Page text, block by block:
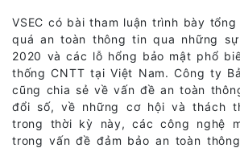
VSEC có bài tham luận trình bày
quá an toàn thông tin qua những
2020 và các lỗ hổng bảo mật phổ
thống CNTT tại Việt Nam. Công ty
cũng chia sẻ về vấn đề an toàn
đổi số, về những cơ hội và thách
trong thời kỳ này, các công nghệ
trong vấn đề đảm bảo an toàn